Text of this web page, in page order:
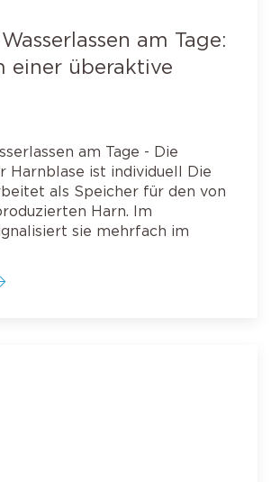
am Tage:
einer überaktive
am Tage - Die
Harnblase ist individuell Die
als Speicher für den von
Harn. Im
sie mehrfach im